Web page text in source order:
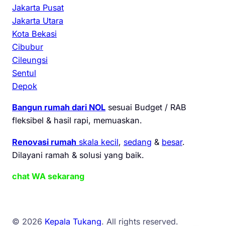
Jakarta Pusat
Jakarta Utara
Kota Bekasi
Cibubur
Cileungsi
Sentul
Depok
Bangun rumah dari NOL sesuai Budget / RAB
fleksibel & hasil rapi, memuaskan.
Renovasi rumah skala kecil, sedang & besar.
Dilayani ramah & solusi yang baik.
chat WA sekarang
© 2026 Kepala Tukang. All rights reserved.